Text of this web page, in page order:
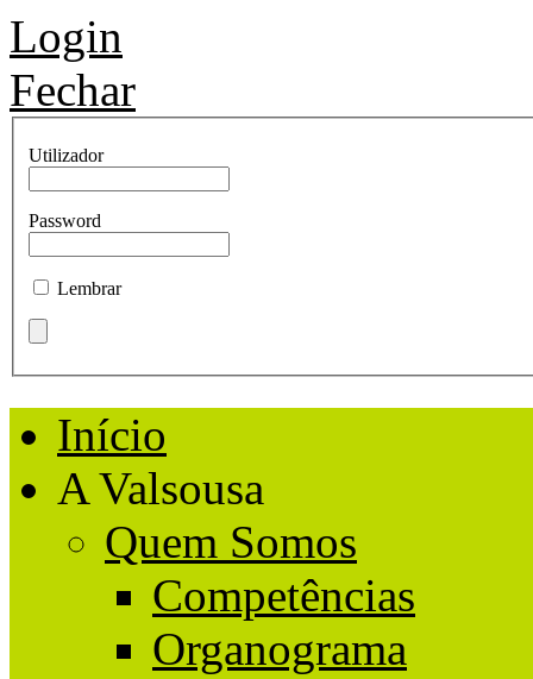
Login
Fechar
Utilizador
Password
Lembrar
Início
A Valsousa
Quem Somos
Competências
Organograma